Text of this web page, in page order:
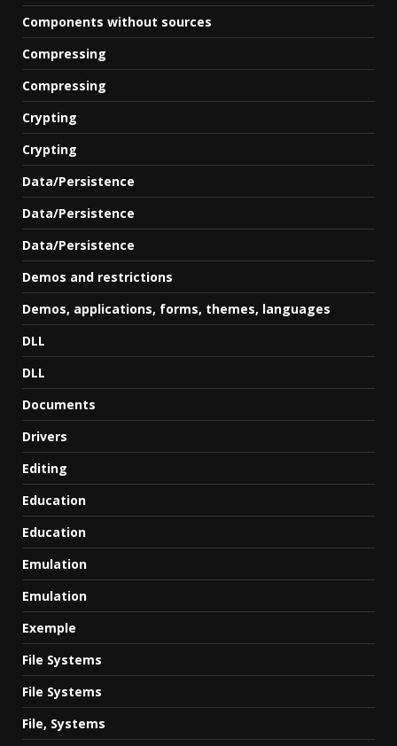
Components without sources
Compressing
Compressing
Crypting
Crypting
Data/Persistence
Data/Persistence
Data/Persistence
Demos and restrictions
Demos, applications, forms, themes, languages
DLL
DLL
Documents
Drivers
Editing
Education
Education
Emulation
Emulation
Exemple
File Systems
File Systems
File, Systems